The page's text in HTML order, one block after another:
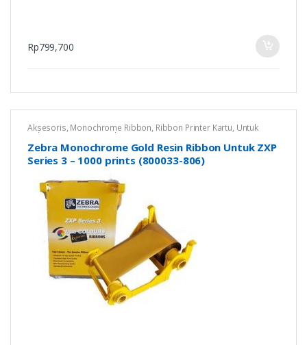
Rp799,700
Aksesoris, Monochrome Ribbon, Ribbon Printer Kartu, Untuk
Zebra ZXP Series 3 Zebra
Zebra Monochrome Gold Resin Ribbon Untuk ZXP
Series 3 – 1000 prints (800033-806)